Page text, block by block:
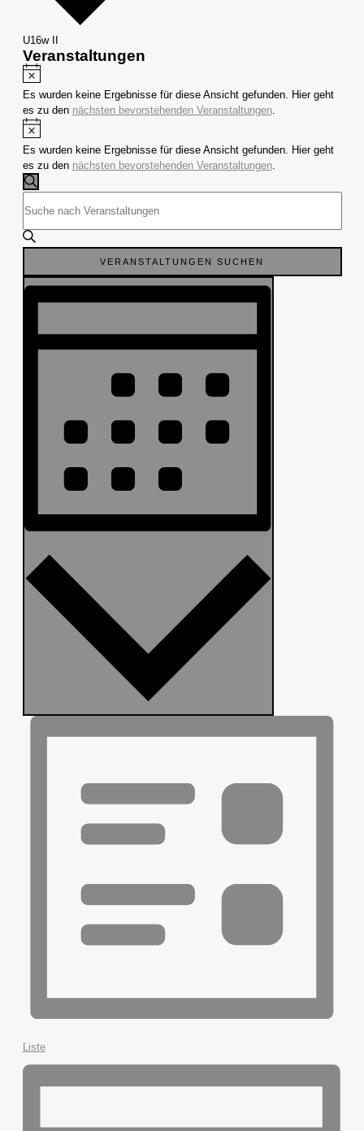
U16w II
Veranstaltungen
Hinweis
Es wurden keine Ergebnisse für diese Ansicht gefunden. Hier geht
es zu den nächsten bevorstehenden Veranstaltungen.
Hinweis
Es wurden keine Ergebnisse für diese Ansicht gefunden. Hier geht
es zu den nächsten bevorstehenden Veranstaltungen.
Veranstaltungen
Suche
und
Ansichten,
Navigation
SUCHE
Schlüsselwort
eingeben.
Suche
Veranstaltungen
Schlüsselwort.
VERANSTALTUNGEN SUCHEN
Veranstaltung
Liste